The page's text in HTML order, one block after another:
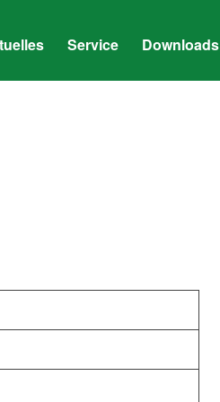
Service Downloads